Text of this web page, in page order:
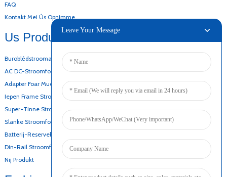
FAQ
Kontakt Mei Ús Opnimme
Us Produkten
Buroblêdstroomadapter
AC DC-Stroomfoarsjenning
Adapter Foar Muorrebefestiging
Iepen Frame Stroomfoarsjenning
Super-Tinne Stroomfoarsjenning
Slanke Stroomfoarsjenning
Batterij-Reservekopy-Stroomfoarsjenning
Din-Rail Stroomfoarsjenning
Nij Produkt
Leave Your Message